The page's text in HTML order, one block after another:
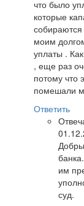
что было
которые
собираются
моим
уплаты .
, еще раз
потому что
помешали
Ответить
им
суд.